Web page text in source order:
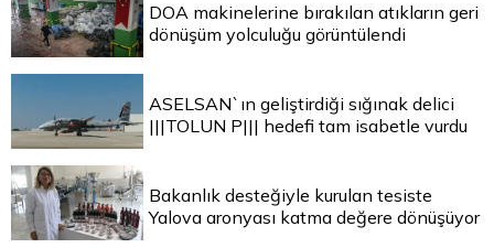
DOA makinelerine bırakılan atıkların geri
dönüşüm yolculuğu görüntülendi
ASELSAN`ın geliştirdiği sığınak delici
|||TOLUN P||| hedefi tam isabetle vurdu
Bakanlık desteğiyle kurulan tesiste
Yalova aronyası katma değere dönüşüyor